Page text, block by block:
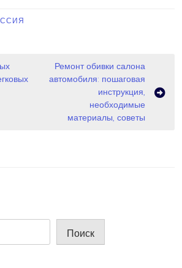
Ремонт обивки салона
автомобиля: пошаговая
инструкция,
необходимые
материалы, советы
Поиск